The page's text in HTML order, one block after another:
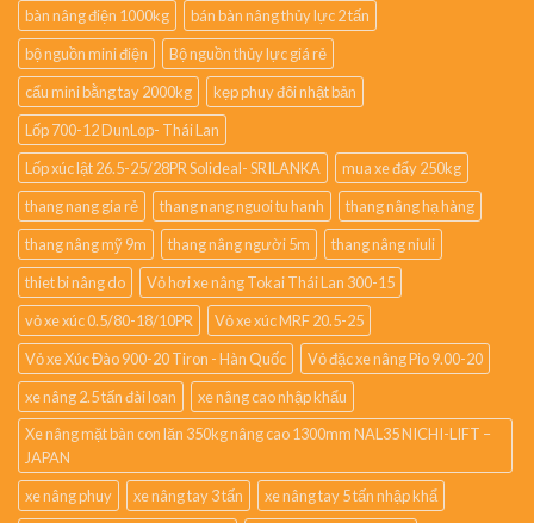
bàn nâng điện 1000kg
bán bàn nâng thủy lực 2 tấn
bộ nguồn mini điện
Bộ nguồn thủy lực giá rẻ
cẩu mini bằng tay 2000kg
kẹp phuy đôi nhật bản
Lốp 700-12 DunLop- Thái Lan
Lốp xúc lật 26.5-25/28PR Solideal- SRILANKA
mua xe đẩy 250kg
thang nang gia rẻ
thang nang nguoi tu hanh
thang nâng hạ hàng
thang nâng mỹ 9m
thang nâng người 5m
thang nâng niuli
thiet bi nâng do
Vỏ hơi xe nâng Tokai Thái Lan 300-15
vỏ xe xúc 0.5/80-18/10PR
Vỏ xe xúc MRF 20.5-25
Vỏ xe Xúc Đào 900-20 Tiron - Hàn Quốc
Vỏ đặc xe nâng Pio 9.00-20
xe nâng 2.5 tấn đài loan
xe nâng cao nhập khẩu
Xe nâng mặt bàn con lăn 350kg nâng cao 1300mm NAL35 NICHI-LIFT –
JAPAN
xe nâng phuy
xe nâng tay 3 tấn
xe nâng tay 5 tấn nhập khẩ